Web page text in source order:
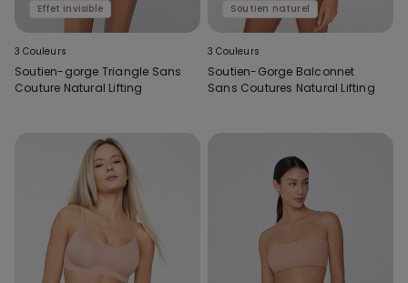
Effet invisible
3 Couleurs
Soutien-gorge Triangle Sans
Couture Natural Lifting
Soutien naturel
3 Couleurs
Soutien-Gorge Balconnet
Sans Coutures Natural Lifting